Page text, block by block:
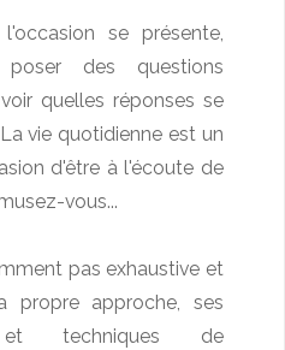
se présente,
des questions
quelles réponses se
vie quotidienne est un
d'être à l'écoute de
vous...
pas exhaustive et
propre approche, ses
techniques de